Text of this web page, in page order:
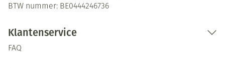
BTW nummer: BE0444246736
Klantenservice
FAQ